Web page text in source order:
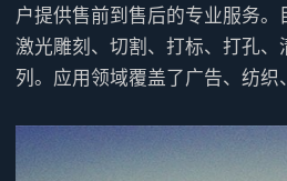
户提供售前到售后的专业服务。
激光雕刻、切割、打标、打孔、
列。应用领域覆盖了广告、纺织